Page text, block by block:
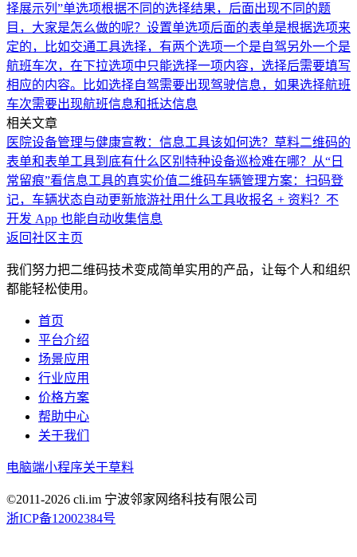
择展示列”单选项根据不同的选择结果，后面出现不同的题
目，大家是怎么做的呢？ 设置单选项后面的表单是根据选项来
定的，比如交通工具选择，有两个选项一个是自驾另外一个是
航班车次，在下拉选项中只能选择一项内容，选择后需要填写
相应的内容。比如选择自驾需要出现驾驶信息，如果选择航班
车次需要出现航班信息和抵达信息
相关文章
医院设备管理与健康宣教：信息工具该如何选？ 草料二维码的
表单和表单工具到底有什么区别 特种设备巡检难在哪？从“日
常留痕”看信息工具的真实价值二维码车辆管理方案：扫码登
记，车辆状态自动更新旅游社用什么工具收报名 + 资料？不
开发 App 也能自动收集信息
返回社区主页
我们努力把二维码技术变成简单实用的产品，让每个人和组织
都能轻松使用。
首页
平台介绍
场景应用
行业应用
价格方案
帮助中心
关于我们
电脑端小程序关于草料
©2011-2026 cli.im 宁波邻家网络科技有限公司
浙ICP备12002384号